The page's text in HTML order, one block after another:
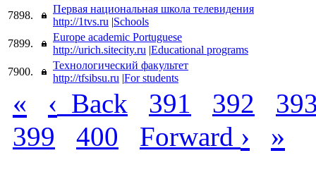
7898.
Первая национальная школа телевидения
http://1tvs.ru |Schools
7899.
Europe academic Portuguese
http://urich.sitecity.ru |Educational programs
7900.
Технологический факультет
http://tfsibsu.ru |For students
« ‹ Back 391 392
399
400 Forward › »